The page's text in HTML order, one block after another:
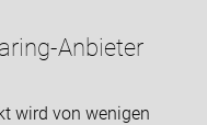
Anbieter
wird von wenigen